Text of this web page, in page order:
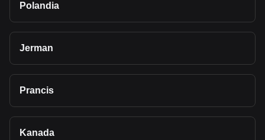
Polandia
Jerman
Prancis
Kanada